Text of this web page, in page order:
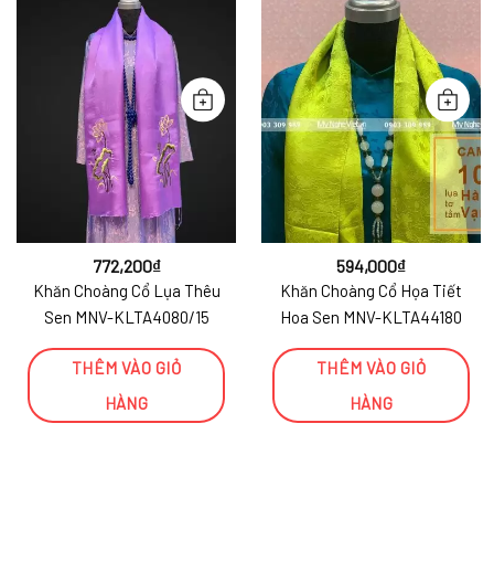
772,200₫
Khăn Choàng Cổ Lụa Thêu
Sen MNV-KLTA4080/15
THÊM VÀO GIỎ
HÀNG
594,000₫
Khăn Choàng Cổ Họa Tiết
Hoa Sen MNV-KLTA44180
THÊM VÀO GIỎ
HÀNG